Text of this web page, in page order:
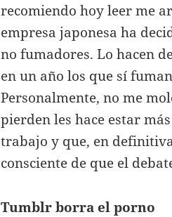
recomiendo hoy leer me
empresa japonesa ha
no fumadores. Lo hacen
en un año los que sí
Personalmente, no me
pierden les hace estar
trabajo y que, en
consciente de que el
Tumblr borra el porno